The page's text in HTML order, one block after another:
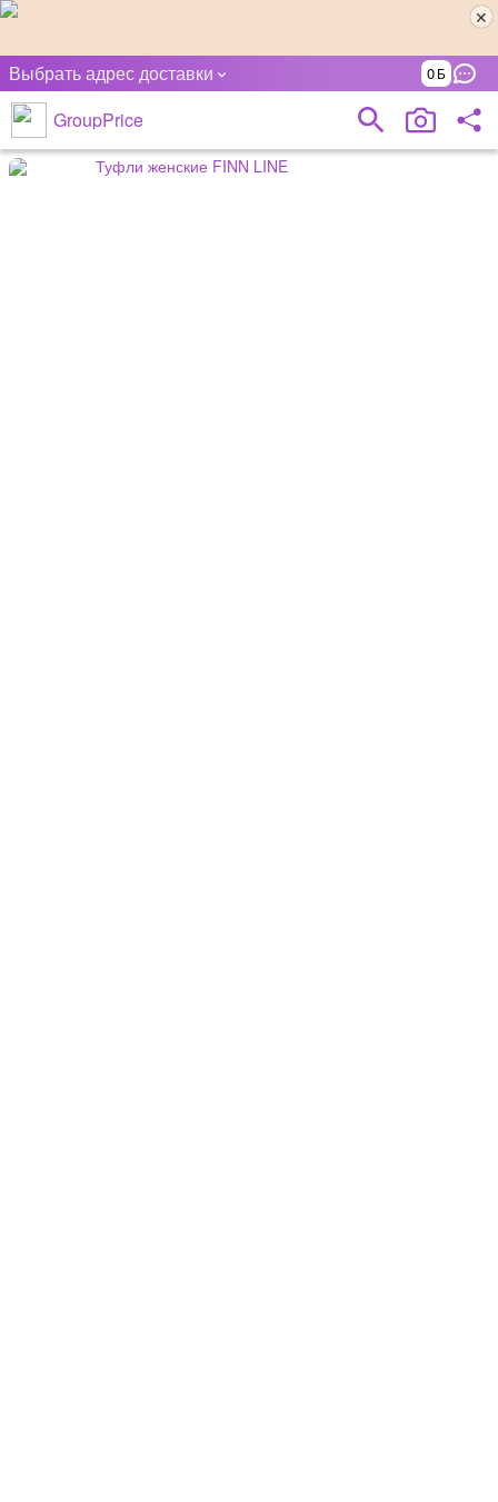
Выбрать адрес доставки 0
GroupPrice